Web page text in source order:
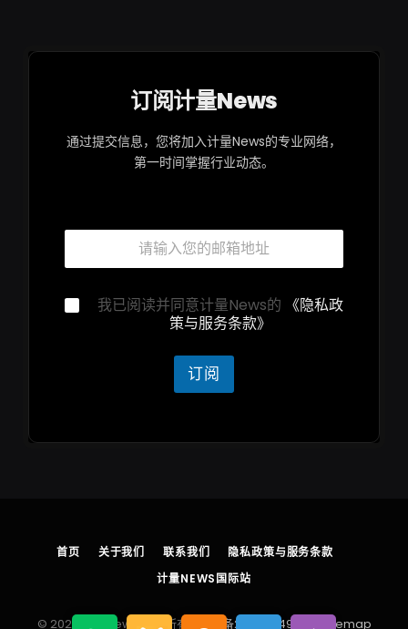
订阅计量News
通过提交信息，您将加入计量News的专业网络，
第一时间掌握行业动态。
私
声
隐
私
声
*
邮
*
隐
我已阅读并同意计量News的 《隐私政
策与服务条款》
订阅
首页 关于我们 联系我们
隐私政策与服务条款
计量NEWS国际站
© 2026 计量News 版权所有 浙ICP备2025204930号 sitemap